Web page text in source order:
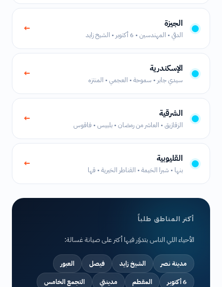
الجيزة
الدقي • المهندسين • 6 أكتوبر • الشيخ زايد
←
الإسكندرية
سيدي جابر • سموحة • العجمي • المنتزه
←
الشرقية
الزقازيق • العاشر من رمضان • بلبيس • فاقوس
←
القليوبية
بنها • شبرا الخيمة • القناطر الخيرية • قها
←
أكتر المناطق طلباً
الأحياء اللي الناس بتدوّر فيها أكتر على صيانة غسالة:
مدينة نصر الشيخ زايد فيصل
العبور
6 أكتوبر
المقطم مدينتي التجمع الخامس